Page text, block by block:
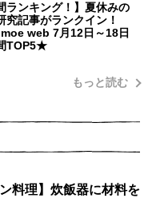
ランキング！】夏休みの
究記事がランクイン！
web 7月12日～18日
TOP5★
もっと読む
料理】炊飯器に材料を